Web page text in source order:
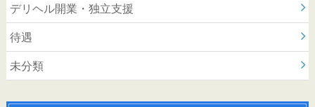
デリヘル開業・独立支援
待遇
未分類